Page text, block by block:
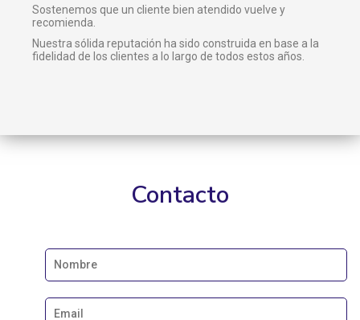
Sostenemos que un cliente bien atendido vuelve y
recomienda.
Nuestra sólida reputación ha sido construida en base a la
fidelidad de los clientes a lo largo de todos estos años.
Contacto